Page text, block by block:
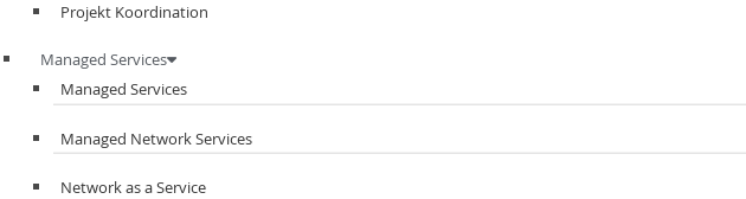
Projekt Koordination
Managed Services
Managed Services
Managed Network Services
Network as a Service